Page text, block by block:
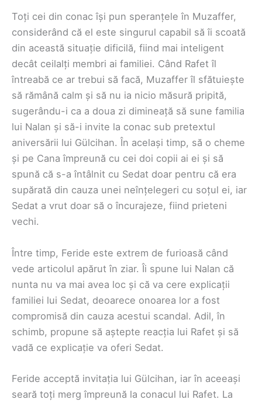
Toți cei din conac își pun speranțele în Muzaffer,
considerând că el este singurul capabil să îi scoată
din această situație dificilă, fiind mai inteligent
decât ceilalți membri ai familiei. Când Rafet îl
întreabă ce ar trebui să facă, Muzaffer îl sfătuiește
să rămână calm și să nu ia nicio măsură pripită,
sugerându-i ca a doua zi dimineață să sune familia
lui Nalan și să-i invite la conac sub pretextul
aniversării lui Gülcihan. În același timp, să o cheme
și pe Cana împreună cu cei doi copii ai ei și să
spună că s-a întâlnit cu Sedat doar pentru că era
supărată din cauza unei neînțelegeri cu soțul ei, iar
Sedat a vrut doar să o încurajeze, fiind prieteni
vechi.
Între timp, Feride este extrem de furioasă când
vede articolul apărut în ziar. Îi spune lui Nalan că
nunta nu va mai avea loc și că va cere explicații
familiei lui Sedat, deoarece onoarea lor a fost
compromisă din cauza acestui scandal. Adil, în
schimb, propune să aștepte reacția lui Rafet și să
vadă ce explicație va oferi Sedat.
Feride acceptă invitația lui Gülcihan, iar în aceeași
seară toți merg împreună la conacul lui Rafet. La